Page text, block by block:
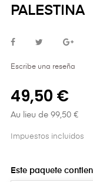
PALESTINA
Escribe una reseña
49,50 €
Au lieu de 99,50 €
Impuestos incluidos
Este paquete